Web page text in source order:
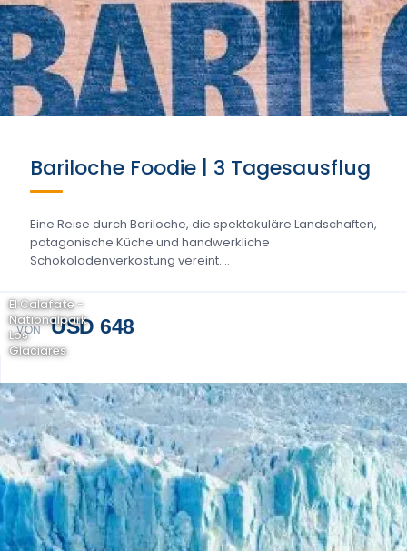
Bariloche Foodie | 3 Tagesausflug
Eine Reise durch Bariloche, die spektakuläre Landschaften,
patagonische Küche und handwerkliche
Schokoladenverkostung vereint....
VON USD 648
El Calafate -
Nationalpark
Los
Glaciares